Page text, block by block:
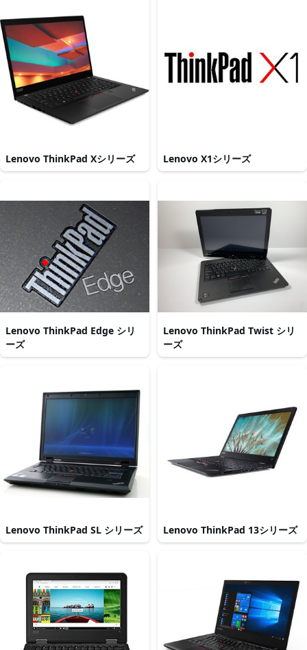
Lenovo ThinkPad Xシリーズ Lenovo X1シリーズ
Lenovo ThinkPad Edge シリ
ーズ
Lenovo ThinkPad Twist シリ
ーズ
Lenovo ThinkPad SL シリーズ Lenovo ThinkPad 13シリーズ